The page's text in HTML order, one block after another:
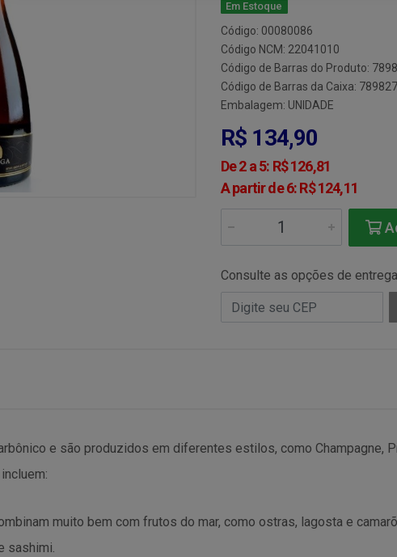
Em Estoque
Código: 00080086
Código NCM: 22041010
Código de Barras do Produto:
Código de Barras da Caixa:
Embalagem: UNIDADE
R$ 134,90
De 2 a 5: R$ 126,81
A partir de 6: R$ 124,11
Consulte as opções de entrega
e são produzidos em diferentes estilos, como Champagne,
muito bem com frutos do mar, como ostras, lagosta e
sashimi.